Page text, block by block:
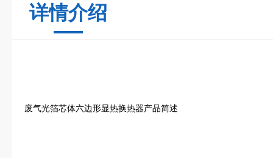
详情介绍
废气光箔芯体六边形显热换热器产品简述